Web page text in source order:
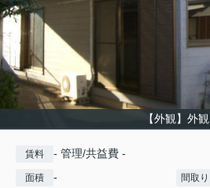
【外観】外観
賃料 - 管理/共益費 -
面積 - 間取り